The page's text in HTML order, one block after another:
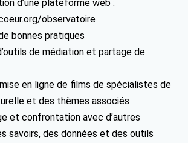
d’une plateforme web :
observatoire
bonnes pratiques
de médiation et partage de
en ligne de films de spécialistes de
et des thèmes associés
et confrontation avec d’autres
savoirs, des données et des outils